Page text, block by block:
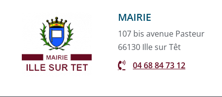
MAIRIE
107 bis avenue Pasteur
66130 Ille sur Têt
04 68 84 73 12